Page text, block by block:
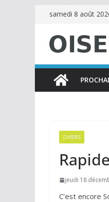
Passer
contenu
samedi 8 août
DIVERS
jeudi 18
C’est encore